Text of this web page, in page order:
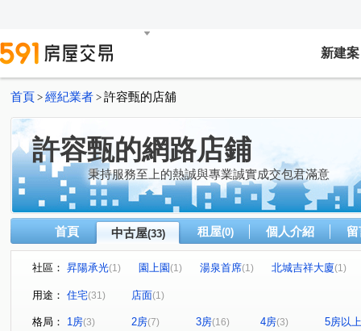
新建案
首頁 > 經紀業者 > 許容甄的店舖
許容甄的網路店鋪
秉持服務至上的熱誠與專業誠實成交包君滿意
首頁 中古屋(33) 租屋(0) 個人介紹
社區： 昇陽承光(1) 園上園(1) 湯泉首席(1) 北城吉祥大廈(1)
極景 富裔河
上碧潭 找甄甄最划算 (1) 找甄甄最划算(1) 風華(1)
用途： 住宅(31) 店面(1)
格局： 1房(3) 2房(7) 3房(16) 4房(3) 5房以上